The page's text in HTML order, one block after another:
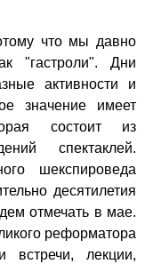
что мы давно
"гастроли". Дни
активности и
значение имеет
состоит из
спектаклей.
шекспироведа
десятилетия
отмечать в мае.
реформатора
встречи, лекции,